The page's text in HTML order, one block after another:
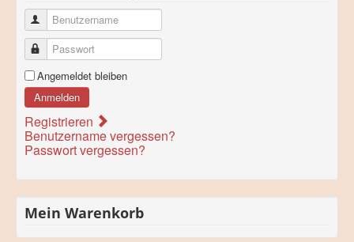
Benutzername
Passwort
Angemeldet bleiben
Anmelden
Registrieren
Benutzername vergessen?
Passwort vergessen?
Mein Warenkorb